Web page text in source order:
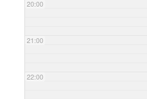
20:00
21:00
22:00